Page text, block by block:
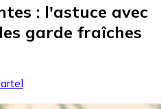
: l'astuce avec
garde fraîches